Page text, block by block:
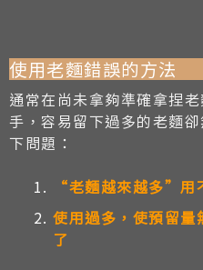
使用老麵錯誤的方法
通常在尚未拿夠準確拿捏
手，容易留下過多的老麵
下問題：
“老麵越來越多”用
使用過多，使預留量
了